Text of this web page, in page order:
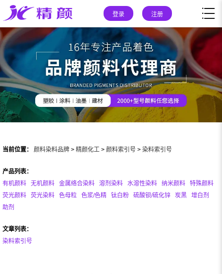
登录 注册
当前位置： 颜料染料品牌 > 精颜化工 > 颜料索引号 > 染料索引号
产品列表：
有机颜料
无机颜料 金属络合染料 溶剂染料 水溶性染料 纳米颜料
特殊颜料
荧光颜料
荧光染料 色母粒 色浆/色精 钛白粉 硫酸钡/硫化锌 炭黑
增白剂
助剂
文章列表：
染料索引号